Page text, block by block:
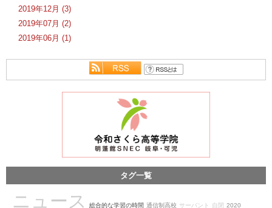
2019年12月 (3)
2019年07月 (2)
2019年06月 (1)
タグ一覧
ニュース 総合的な学習の時間 通信制高校 サーバント 自閉 2020